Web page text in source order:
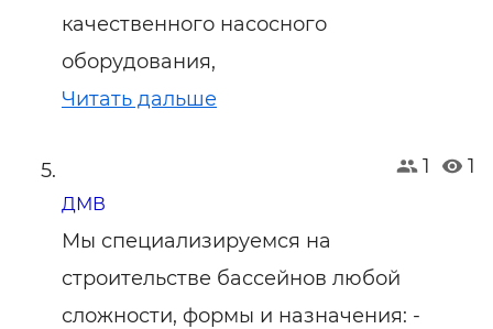
качественного насосного
оборудования,
Читать дальше
1 1
ДМВ
Мы специализируемся на
строительстве бассейнов любой
сложности, формы и назначения: -